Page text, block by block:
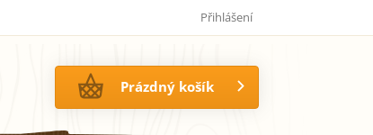
14 dní na vrácení zboží
Přihlášení
NÁKUPNÍ
KOŠÍK
Prázdný košík